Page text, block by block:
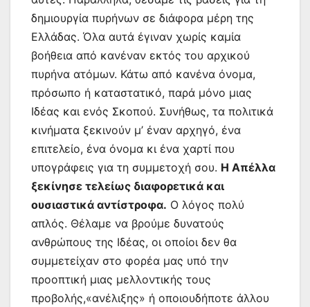
δημιουργία πυρήνων σε διάφορα μέρη της
Ελλάδας. Όλα αυτά έγιναν χωρίς καμία
βοήθεια από κανέναν εκτός του αρχικού
πυρήνα ατόμων. Κάτω από κανένα όνομα,
πρόσωπο ή καταστατικό, παρά μόνο μιας
Ιδέας και ενός Σκοπού. Συνήθως, τα πολιτικά
κινήματα ξεκινούν μ’ έναν αρχηγό, ένα
επιτελείο, ένα όνομα κι ένα χαρτί που
υπογράφεις για τη συμμετοχή σου. Η Απέλλα
ξεκίνησε τελείως διαφορετικά και
ουσιαστικά αντίστροφα. Ο λόγος πολύ
απλός. Θέλαμε να βρούμε δυνατούς
ανθρώπους της Ιδέας, οι οποίοι δεν θα
συμμετείχαν στο φορέα μας υπό την
προοπτική μιας μελλοντικής τους
προβολής,«ανέλιξης» ή οποιουδήποτε άλλου